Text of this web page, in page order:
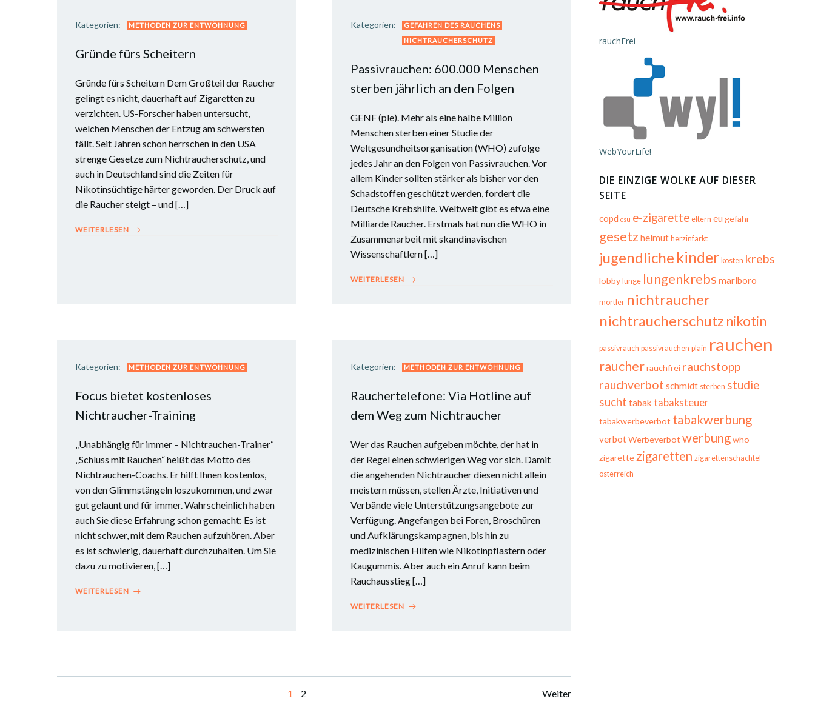
Kategorien: METHODEN ZUR ENTWÖHNUNG
Gründe fürs Scheitern
Gründe fürs Scheitern Dem Großteil der Raucher
gelingt es nicht, dauerhaft auf Zigaretten zu
verzichten. US-Forscher haben untersucht,
welchen Menschen der Entzug am schwersten
fällt. Seit Jahren schon herrschen in den USA
strenge Gesetze zum Nichtraucherschutz, und
auch in Deutschland sind die Zeiten für
Nikotinsüchtige härter geworden. Der Druck auf
die Raucher steigt – und […]
WEITERLESEN
Kategorien:
GEFAHREN DES RAUCHENS
NICHTRAUCHERSCHUTZ
Passivrauchen: 600.000 Menschen
sterben jährlich an den Folgen
GENF (ple). Mehr als eine halbe Million
Menschen sterben einer Studie der
Weltgesundheitsorganisation (WHO) zufolge
jedes Jahr an den Folgen von Passivrauchen. Vor
allem Kinder sollten stärker als bisher vor den
Schadstoffen geschützt werden, fordert die
Deutsche Krebshilfe. Weltweit gibt es etwa eine
Milliarde Raucher. Erstmals hat nun die WHO in
Zusammenarbeit mit skandinavischen
Wissenschaftlern […]
WEITERLESEN
Kategorien: METHODEN ZUR ENTWÖHNUNG
Focus bietet kostenloses
Nichtraucher-Training
„Unabhängig für immer – Nichtrauchen-Trainer“
„Schluss mit Rauchen“ heißt das Motto des
Nichtrauchen-Coachs. Er hilft Ihnen kostenlos,
von den Glimmstängeln loszukommen, und zwar
gut gelaunt und für immer. Wahrscheinlich haben
auch Sie diese Erfahrung schon gemacht: Es ist
nicht schwer, mit dem Rauchen aufzuhören. Aber
es ist schwierig, dauerhaft durchzuhalten. Um Sie
dazu zu motivieren, […]
WEITERLESEN
Kategorien: METHODEN ZUR ENTWÖHNUNG
Rauchertelefone: Via Hotline auf
dem Weg zum Nichtraucher
Wer das Rauchen aufgeben möchte, der hat in
der Regel einen schwierigen Weg vor sich. Damit
die angehenden Nichtraucher diesen nicht allein
meistern müssen, stellen Ärzte, Initiativen und
Verbände viele Unterstützungsangebote zur
Verfügung. Angefangen bei Foren, Broschüren
und Aufklärungskampagnen, bis hin zu
medizinischen Hilfen wie Nikotinpflastern oder
Kaugummis. Aber auch ein Anruf kann beim
Rauchausstieg […]
WEITERLESEN
1 2 Weiter
rauchFrei
WebYourLife!
DIE EINZIGE WOLKE AUF DIESER
SEITE
copd csu e-zigarette eltern eu gefahr
gesetz helmut herzinfarkt
jugendliche kinder kosten krebs
lobby lunge lungenkrebs marlboro
mortler nichtraucher
nichtraucherschutz nikotin
passivrauch passivrauchen plain rauchen
raucherrauchfrei rauchstopp
rauchverbot schmidt sterben studie
sucht tabak tabaksteuer
tabakwerbeverbot tabakwerbung
verbotWerbeverbot werbungwho
zigarette zigaretten zigarettenschachtel
österreich